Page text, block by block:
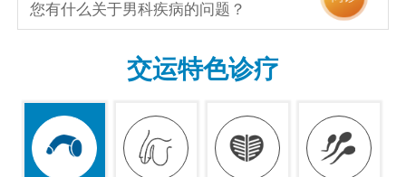
您有什么关于男科疾病的问题？
交运特色诊疗